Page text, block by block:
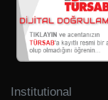
Institutional